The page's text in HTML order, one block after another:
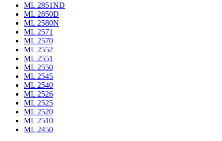
ML 2851ND
ML 2850D
ML 2580N
ML 2571
ML 2570
ML 2552
ML 2551
ML 2550
ML 2545
ML 2540
ML 2526
ML 2525
ML 2520
ML 2510
ML 2450